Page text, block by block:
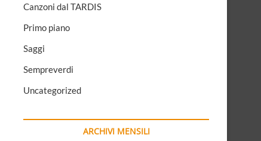
Canzoni dal TARDIS
Primo piano
Saggi
Sempreverdi
Uncategorized
ARCHIVI MENSILI